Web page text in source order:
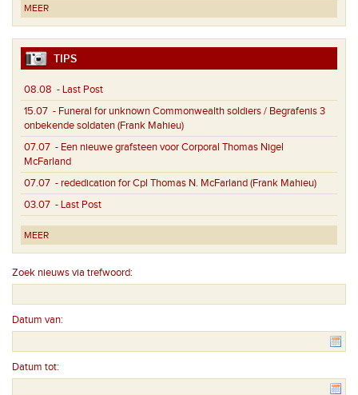
MEER
TIPS
08.08 - Last Post
15.07 - Funeral for unknown Commonwealth soldiers / Begrafenis 3
onbekende soldaten (Frank Mahieu)
07.07 - Een nieuwe grafsteen voor Corporal Thomas Nigel
McFarland
07.07 - rededication for Cpl Thomas N. McFarland (Frank Mahieu)
03.07 - Last Post
MEER
Zoek nieuws via trefwoord:
Datum van:
Datum tot: